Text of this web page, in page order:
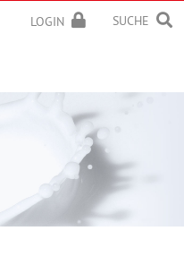
LOGIN SUCHE